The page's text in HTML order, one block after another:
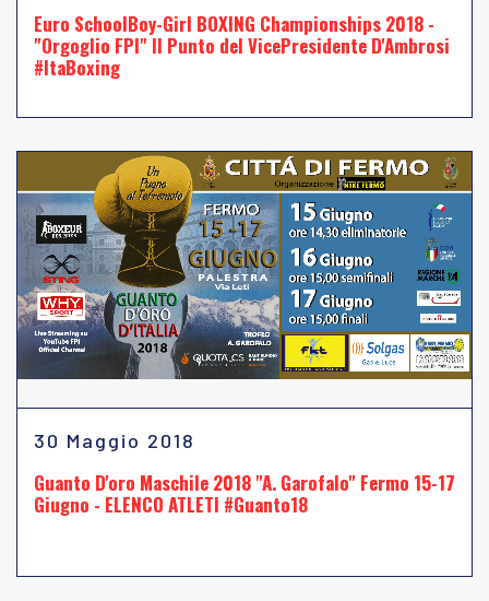
Euro SchoolBoy-Girl BOXING Championships 2018 -
"Orgoglio FPI" Il Punto del VicePresidente D'Ambrosi
#ItaBoxing
30 Maggio 2018
Guanto D'oro Maschile 2018 "A. Garofalo" Fermo 15-17
Giugno - ELENCO ATLETI #Guanto18